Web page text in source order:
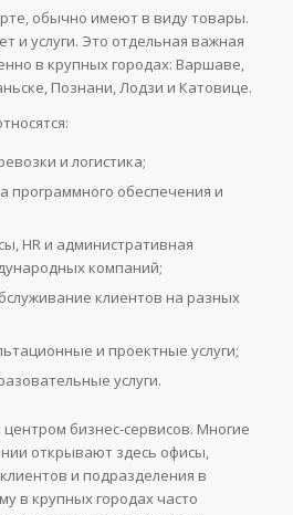
обычно имеют в виду товары.
и услуги. Это отдельная важная
в крупных городах: Варшаве,
Познани, Лодзи и Катовице.
и логистика;
программного обеспечения и
HR и административная
компаний;
клиентов на разных
и проектные услуги;
услуги.
бизнес-сервисов. Многие
открывают здесь офисы,
и подразделения в
в крупных городах часто